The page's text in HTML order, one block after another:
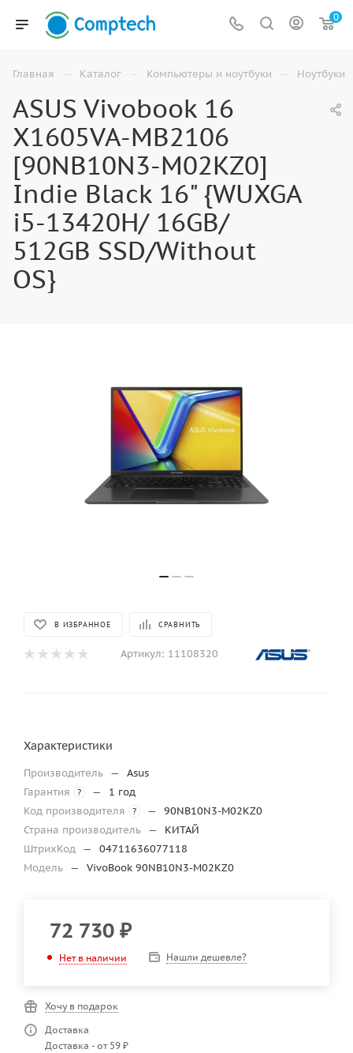
0
Главная — Каталог — Компьютеры и ноутбуки — Ноутбуки
ASUS Vivobook 16
X1605VA-MB2106
[90NB10N3-M02KZ0]
Indie Black 16" {WUXGA
i5-13420H/ 16GB/
512GB SSD/Without
OS}
В ИЗБРАННОЕ СРАВНИТЬ
Артикул: 11108320
Характеристики
Производитель —
Asus
Гарантия
? —
1 год
Код производителя
? —
90NB10N3-M02KZ0
Страна производитель —
КИТАЙ
ШтрихКод —
04711636077118
Модель — VivoBook 90NB10N3-M02KZ0
72 730 ₽
Нет в наличии Нашли дешевле?
Хочу в подарок
Доставка
Доставка - от 59 ₽